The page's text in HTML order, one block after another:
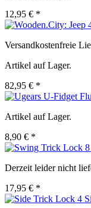
12,95 € *
Versandkostenfreie
Artikel auf Lager.
82,95 € *
Artikel auf Lager.
8,90 € *
Derzeit leider nicht
17,95 € *